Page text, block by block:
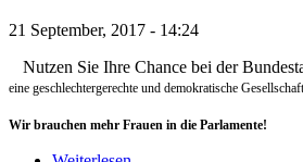
21 September, 2017 - 14:24
Nutzen Sie Ihre Chance bei der
eine geschlechtergerechte und demokratische
Wir brauchen mehr Frauen in die Parlamente!